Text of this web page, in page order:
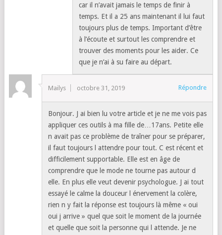
car il n’avait jamais le temps de finir à
temps. Et il a 25 ans maintenant il lui faut
toujours plus de temps. Important d’être
à l’écoute et surtout les comprendre et
trouver des moments pour les aider. Ce
que je n’ai à su faire au départ.
Mailys octobre 31, 2019 Répondre
Bonjour. J ai bien lu votre article et je ne me vois pas
appliquer ces outils à ma fille de…17ans. Petite elle
n avait pas ce problème de traîner pour se préparer,
il faut toujours l attendre pour tout. C est récent et
difficilement supportable. Elle est en âge de
comprendre que le mode ne tourne pas autour d
elle. En plus elle veut devenir psychologue. J ai tout
essayé le calme la douceur l énervement la colère,
rien n y fait la réponse est toujours là même « oui
oui j arrive » quel que soit le moment de la journée
et quelle que soit la personne qui l attende. Je ne